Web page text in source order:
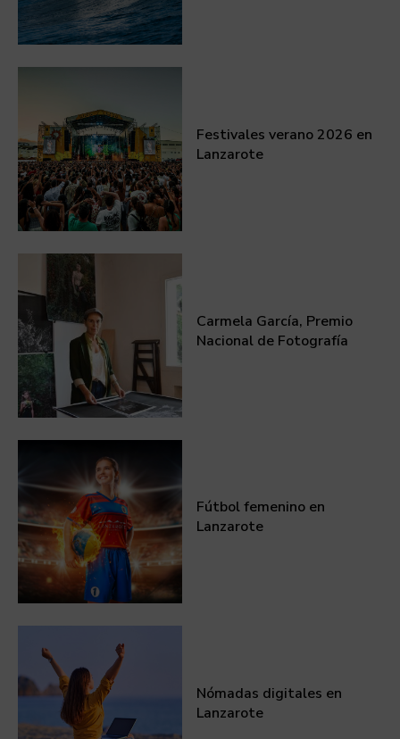
Festivales verano 2026 en
Lanzarote
Carmela García, Premio
Nacional de Fotografía
Fútbol femenino en
Lanzarote
Nómadas digitales en
Lanzarote